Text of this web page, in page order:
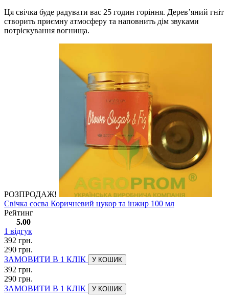
Ця свічка буде радувати вас 25 годин горіння. Дерев’яний гніт
створить приємну атмосферу та наповнить дім звуками
потріскування вогнища.
РОЗПРОДАЖ!
Свічка соєва Коричневий цукор та інжир 100 мл
Рейтинг
5.00
1 відгук
392 грн.
290 грн.
ЗАМОВИТИ В 1 КЛІК
У КОШИК
392 грн.
290 грн.
ЗАМОВИТИ В 1 КЛІК
У КОШИК